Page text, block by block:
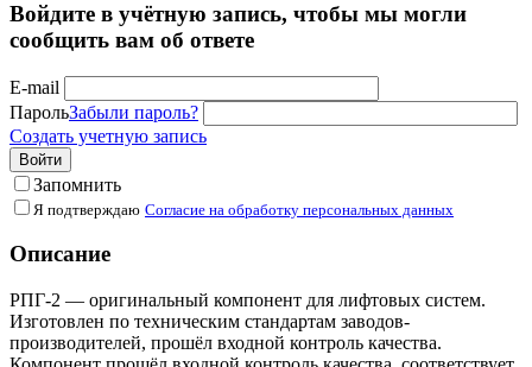
Войдите в учётную запись, чтобы мы могли
сообщить вам об ответе
E-mail
ПарольЗабыли пароль?
Создать учетную запись
Войти
Запомнить
Я подтверждаю Согласие на обработку персональных данных
Описание
РПГ-2 — оригинальный компонент для лифтовых систем.
Изготовлен по техническим стандартам заводов-
производителей, прошёл входной контроль качества.